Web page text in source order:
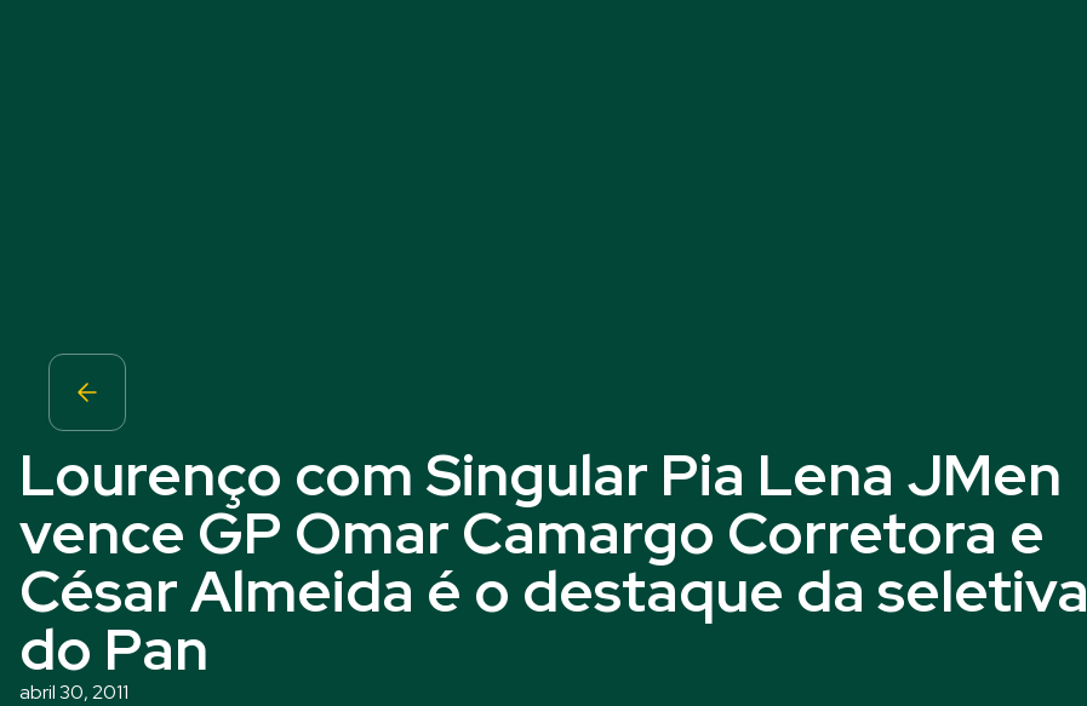
Lourenço com Singular Pia Lena JMen
vence GP Omar Camargo Corretora e
César Almeida é o destaque da seletiva
do Pan
abril 30, 2011